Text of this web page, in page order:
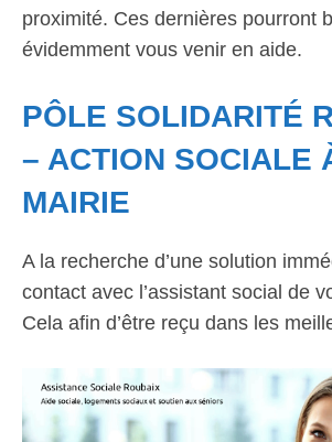
proximité. Ces dernières pourront
évidemment vous venir en aide.
PÔLE SOLIDARITÉ
– ACTION SOCIALE
MAIRIE
A la recherche d’une solution
contact avec l’assistant social de
Cela afin d’être reçu dans les